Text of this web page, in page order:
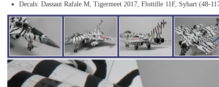
Decals: Dassaut Rafale M, Tigermeet 2017, Flottille 11F, Syhart (48-